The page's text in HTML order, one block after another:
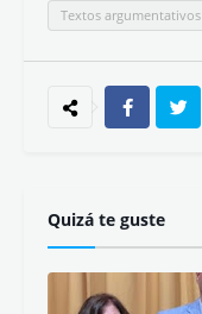
Textos argumentativos
Quizá te guste